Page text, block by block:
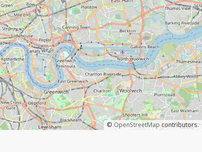
© OpenStreetMapcontributors.